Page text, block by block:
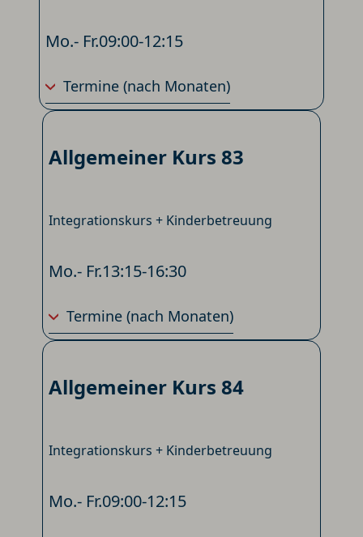
Mo.- Fr.09:00-12:15
Termine(nach Monaten)
Allgemeiner Kurs 83
Integrationskurs + Kinderbetreuung
Mo.- Fr.13:15-16:30
Termine(nach Monaten)
Allgemeiner Kurs 84
Integrationskurs + Kinderbetreuung
Mo.- Fr.09:00-12:15